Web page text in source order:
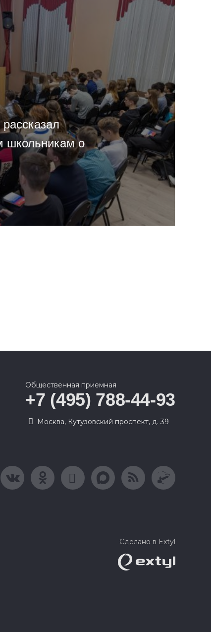
школьникам о
Общественная приемная
+7 (495) 788-44-93
Москва, Кутузовский проспект, д. 39
Сделано в Extyl